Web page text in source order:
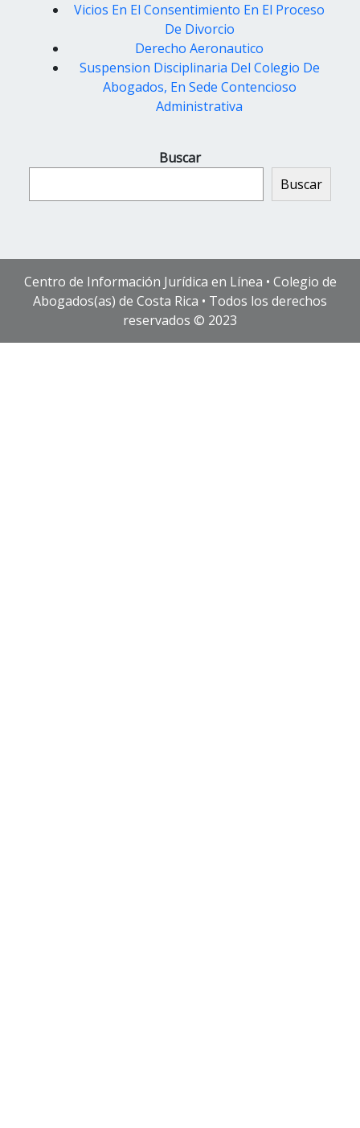
Vicios En El Consentimiento En El Proceso
De Divorcio
Derecho Aeronautico
Suspension Disciplinaria Del Colegio De
Abogados, En Sede Contencioso
Administrativa
Buscar
Buscar
Centro de Información Jurídica en Línea • Colegio de
Abogados(as) de Costa Rica • Todos los derechos
reservados © 2023